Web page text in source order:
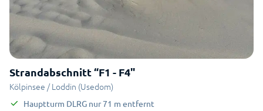
Strandabschnitt “F1 - F4"
Kölpinsee / Loddin (Usedom)
Hauptturm DLRG nur71 m entfernt